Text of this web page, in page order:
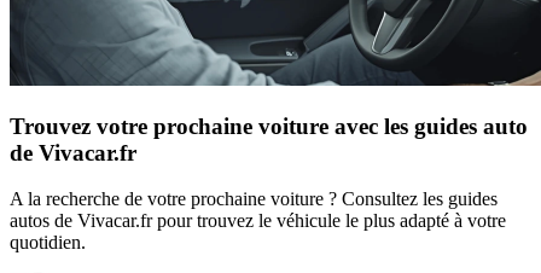
Trouvez votre prochaine voiture avec les guides auto
de Vivacar.fr
A la recherche de votre prochaine voiture ? Consultez les guides
autos de Vivacar.fr pour trouvez le véhicule le plus adapté à votre
quotidien.